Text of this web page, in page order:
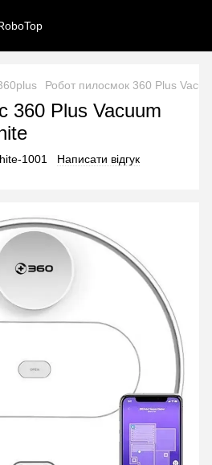
Робот пилосмок 360 Plus
360 Plus Vacuum
1001 Написати відгук